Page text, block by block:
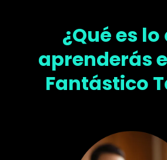
¿Qué es
aprenderás
Fantástico